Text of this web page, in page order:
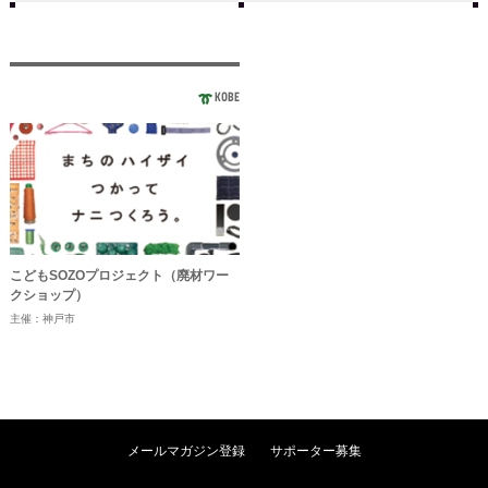
KOBE
こどもSOZOプロジェクト（廃材ワー
クショップ）
主催：神戸市
メールマガジン登録 サポーター募集